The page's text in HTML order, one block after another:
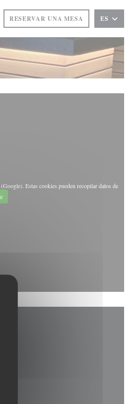
RESERVAR UNA MESA ES
Estas cookies pueden recopilar datos de